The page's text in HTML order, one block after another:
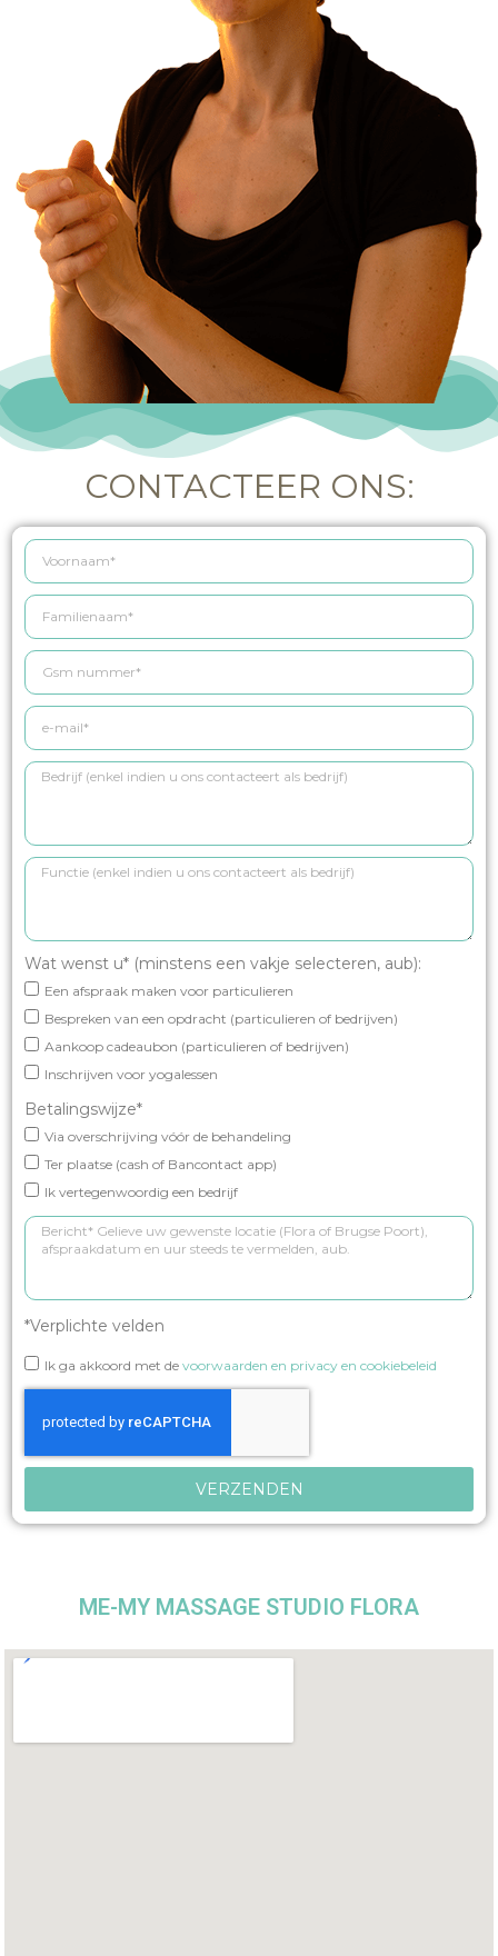
CONTACTEER ONS:
Wat wenst u* (minstens een vakje selecteren, aub):
Een afspraak maken voor particulieren
Bespreken van een opdracht (particulieren of bedrijven)
Aankoop cadeaubon (particulieren of bedrijven)
Inschrijven voor yogalessen
Betalingswijze*
Via overschrijving vóór de behandeling
Ter plaatse (cash of Bancontact app)
Ik vertegenwoordig een bedrijf
*Verplichte velden
Ik ga akkoord met de voorwaarden en privacy en cookiebeleid
VERZENDEN
ME-MY MASSAGE STUDIO FLORA